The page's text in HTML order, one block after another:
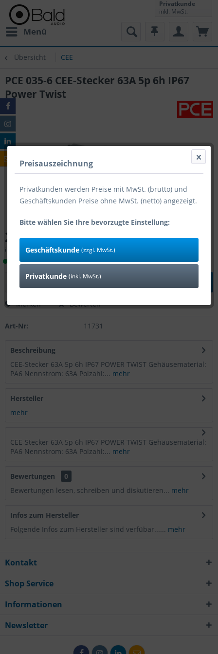
Menü
Privatkunde
inkl. MwSt.
Übersicht CEE
PCE 035-6 CEE-Stecker 63A 5p 6h IP67
Power Twist
28,00 € *
inkl. MwSt.zzgl. Versandkosten
Lieferzeit 1-4 Tage (Bestand: 2)
Merken Bewerten
Art-Nr: 11731
Beschreibung
CEE-Stecker 63A 5p 6h IP67 POWER TWIST Gehäusematerial:
PA6 Nennstrom: 63A Polzahl:... mehr
Hersteller
mehr
CEE-Stecker 63A 5p 6h IP67 POWER TWIST Gehäusematerial:
PA6 Nennstrom: 63A Polzahl:... mehr
Bewertungen
0
Bewertungen lesen, schreiben und diskutieren... mehr
Infos zum Hersteller
Folgende Infos zum Hersteller sind verfübar...... mehr
Kontakt
Shop Service
Informationen
Newsletter
Preisauszeichnung
Privatkunden werden Preise mit MwSt. (brutto) und
Geschäftskunden Preise ohne MwSt. (netto) angezeigt.
Bitte wählen Sie Ihre bevorzugte Einstellung:
Geschäftskunde (zzgl. MwSt.)
Privatkunde (inkl. MwSt.)